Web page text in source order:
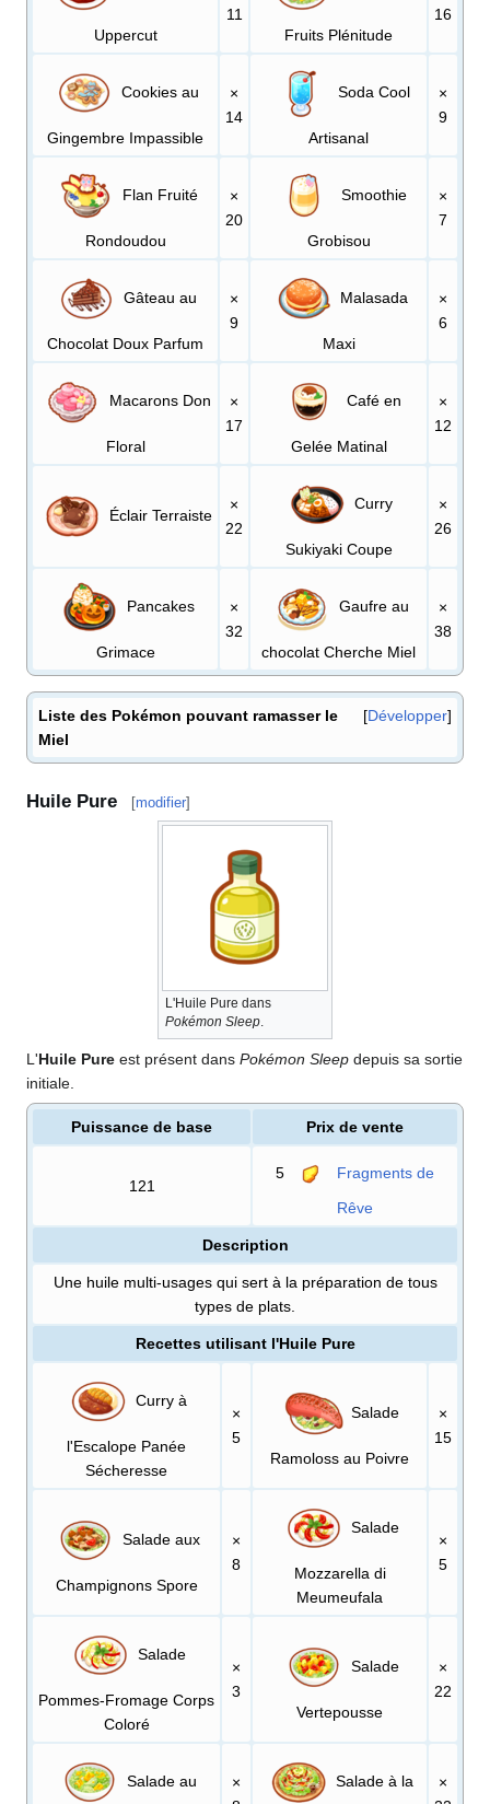
Uppercut
11
Fruits Plénitude
16
Cookies au
Gingembre Impassible
×
14
Soda Cool
Artisanal
×
9
Flan Fruité
Rondoudou
×
20
Smoothie
Grobisou
×
7
Gâteau au
Chocolat Doux Parfum
×
9
Malasada
Maxi
×
6
Macarons Don
Floral
×
17
Café en
Gelée Matinal
×
12
Éclair Terraiste
×
22
Curry
Sukiyaki Coupe
×
26
Pancakes
Grimace
×
32
Gaufre au
chocolat Cherche Miel
×
38
Développer
Liste des Pokémon pouvant ramasser le
Miel
Huile Pure [modifier]
L'Huile Pure dans
Pokémon Sleep.
L'Huile Pure est présent dans Pokémon Sleep depuis sa sortie
initiale.
Puissance de base Prix de vente
121
5 Fragments de
Rêve
Description
Une huile multi-usages qui sert à la préparation de tous
types de plats.
Recettes utilisant l'Huile Pure
Curry à
l'Escalope Panée
Sécheresse
×
5
Salade
Ramoloss au Poivre
×
15
Salade aux
Champignons Spore
×
8
Salade
Mozzarella di
Meumeufala
×
5
Salade
Pommes-Fromage Corps
Coloré
×
3
Salade
Vertepousse
×
22
Salade au
×
Salade à la
×